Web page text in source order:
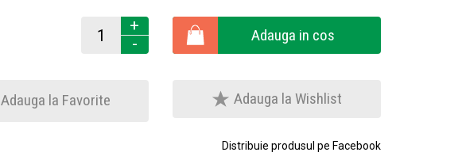
+
-
Adauga in cos
Adauga la Favorite Adauga la Wishlist
Distribuie produsul pe Facebook